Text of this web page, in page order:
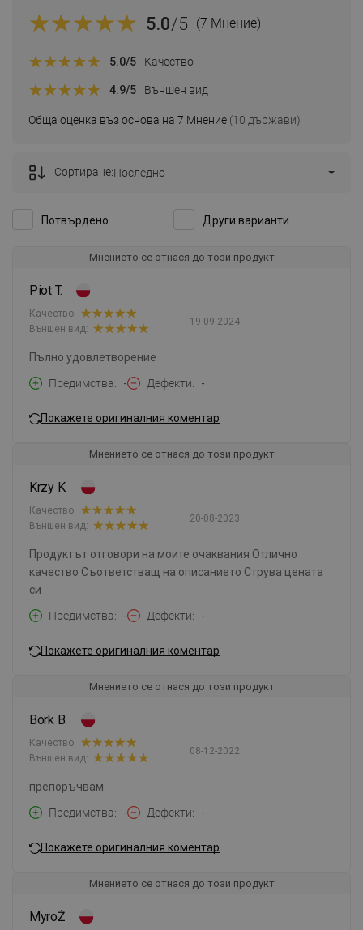
5.0/5 (7 Мнение)
Обща оценка въз основа на 7 Мнение (10 държави)
5.0/5 Качество
4.9/5 Външен вид
Потвърдено Други варианти
Сортиране:Последно
Мнението се отнася до този продукт
Piot T.
19-09-2024
Качество:
Външен вид:
Пълно удовлетворение
Предимства
- Дефекти -
Покажете оригиналния коментар
Мнението се отнася до този продукт
Krzy K.
20-08-2023
Качество:
Външен вид:
Продуктът отговори на моите очаквания Отлично
качество Съответстващ на описанието Струва цената
си
Предимства
- Дефекти -
Покажете оригиналния коментар
Мнението се отнася до този продукт
Bork B.
08-12-2022
Качество:
Външен вид:
препоръчвам
Предимства
- Дефекти -
Покажете оригиналния коментар
Мнението се отнася до този продукт
MyroŻ